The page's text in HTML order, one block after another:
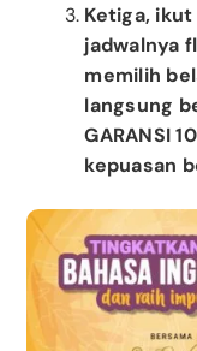
Ketiga,
jadwalnya
memilih
langsung
GARANSI
kepuasan